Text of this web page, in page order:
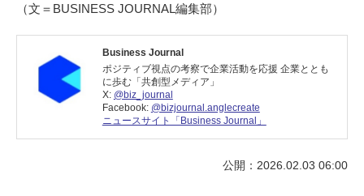
（文＝BUSINESS JOURNAL編集部）
Business Journal
ポジティブ視点の考察で企業活動を応援 企業ととも
に歩む「共創型メディア」
X: @biz_journal
Facebook: @bizjournal.anglecreate
ニュースサイト「Business Journal」
公開：2026.02.03 06:00